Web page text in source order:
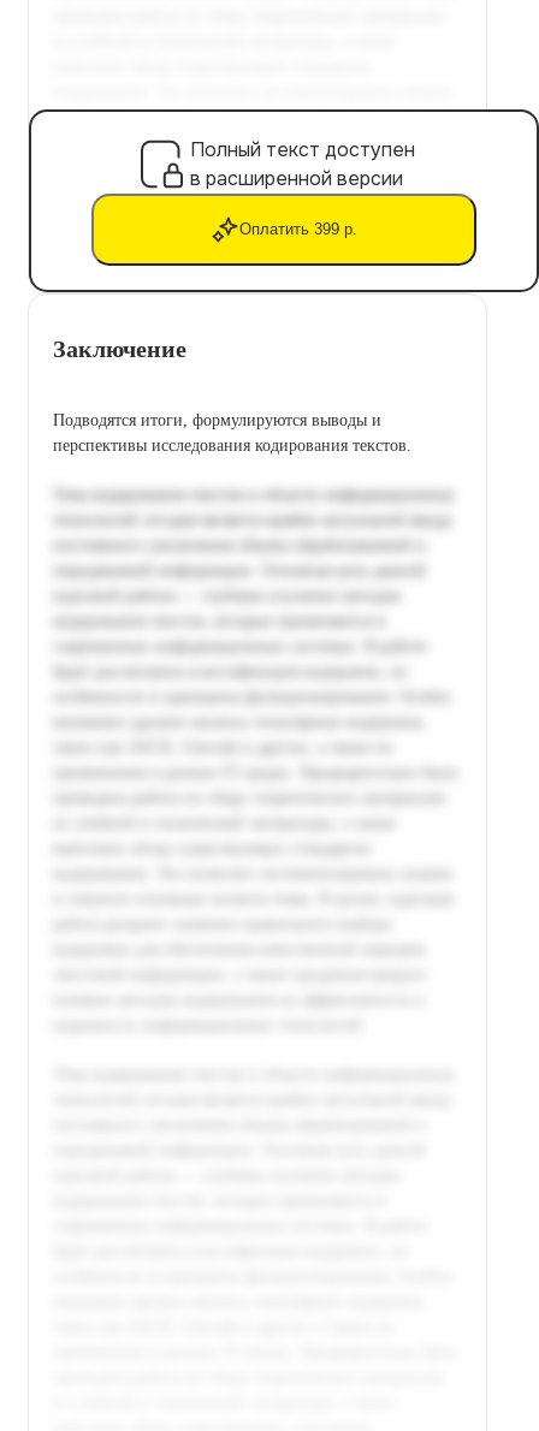
Полный текст доступен
в расширенной версии
Оплатить 399 р.
Заключение
Подводятся итоги, формулируются выводы и
перспективы исследования кодирования текстов.